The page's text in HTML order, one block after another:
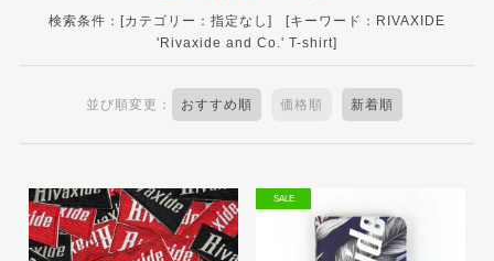
検索条件：[カテゴリー：指定なし] [キーワード：RIVAXIDE
'Rivaxide and Co.' T-shirt]
並び順変更： おすすめ順 価格順 新着順
SALE